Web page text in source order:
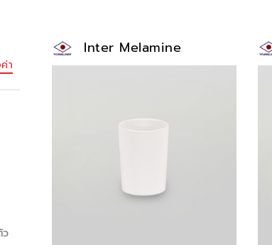
Inter Melamine
า
ว